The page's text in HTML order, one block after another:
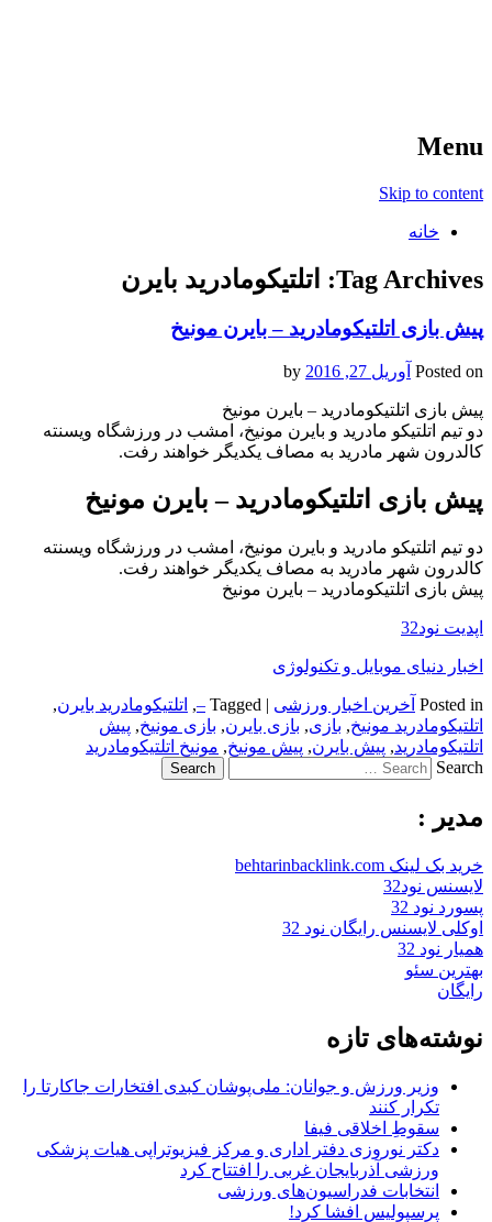
Menu
Skip to content
خانه
Tag Archives: اتلتیکومادرید بایرن
پیش بازی اتلتیکومادرید – بایرن مونیخ
Posted on آوریل 27, 2016
پیش بازی اتلتیکومادرید – بایرن مونیخ
دو تیم اتلتیکو مادرید و بایرن مونیخ، امشب در ورزشگاه ویسنته
کالدرون شهر مادرید به مصاف یکدیگر خواهند رفت.
پیش بازی اتلتیکومادرید – بایرن مونیخ
دو تیم اتلتیکو مادرید و بایرن مونیخ، امشب در ورزشگاه ویسنته
کالدرون شهر مادرید به مصاف یکدیگر خواهند رفت.
پیش بازی اتلتیکومادرید – بایرن مونیخ
اپدیت نود32
اخبار دنیای موبایل و تکنولوژی
Posted in آخرین اخبار ورزشی |
Tagged
–
, اتلتیکومادرید بایرن,
اتلتیکومادرید مونیخ, بازی, بازی بایرن, بازی مونیخ, پیش
اتلتیکومادرید, پیش بایرن, پیش مونیخ, مونیخ اتلتیکومادرید
Search
مدیر :
خرید بک لینک behtarinbacklink.com
لایسنس نود32
پسورد نود 32
اوکلی لایسنس رایگان نود 32
همیار نود 32
بهترین سئو
رایگان
نوشته‌های تازه
وزیر ورزش و جوانان: ملی‌پوشان کبدی افتخارات جاکارتا را
تکرار کنند
سقوطِ اخلاقی فیفا
دکتر نوروزی دفتر اداری و مرکز فیزیوتراپی هیات پزشکی
ورزشی آذربایجان غربی را افتتاح کرد
انتخابات فدراسیون‌های ورزشی
پرسپولیس افشا کرد!